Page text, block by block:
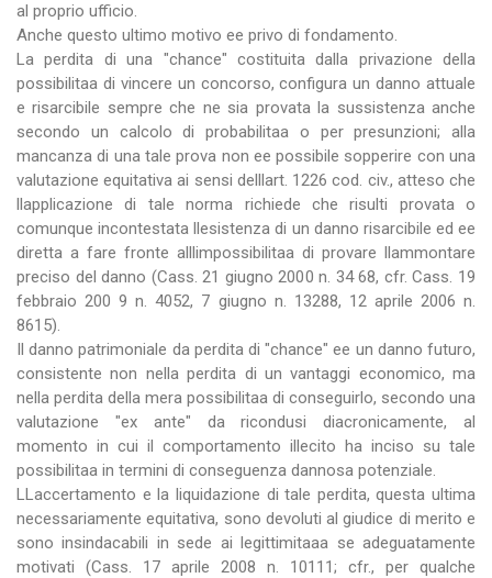
al proprio ufficio.
Anche questo ultimo motivo ee privo di fondamento.
La perdita di una "chance" costituita dalla privazione della
possibilitaa di vincere un concorso, configura un danno attuale
e risarcibile sempre che ne sia provata la sussistenza anche
secondo un calcolo di probabilitaa o per presunzioni; alla
mancanza di una tale prova non ee possibile sopperire con una
valutazione equitativa ai sensi delllart. 1226 cod. civ., atteso che
llapplicazione di tale norma richiede che risulti provata o
comunque incontestata llesistenza di un danno risarcibile ed ee
diretta a fare fronte alllimpossibilitaa di provare llammontare
preciso del danno (Cass. 21 giugno 2000 n. 34 68, cfr. Cass. 19
febbraio 200 9 n. 4052, 7 giugno n. 13288, 12 aprile 2006 n.
8615).
Il danno patrimoniale da perdita di "chance" ee un danno futuro,
consistente non nella perdita di un vantaggi economico, ma
nella perdita della mera possibilitaa di conseguirlo, secondo una
valutazione "ex ante" da ricondusi diacronicamente, al
momento in cui il comportamento illecito ha inciso su tale
possibilitaa in termini di conseguenza dannosa potenziale.
LLaccertamento e la liquidazione di tale perdita, questa ultima
necessariamente equitativa, sono devoluti al giudice di merito e
sono insindacabili in sede ai legittimitaaa se adeguatamente
motivati (Cass. 17 aprile 2008 n. 10111; cfr., per qualche